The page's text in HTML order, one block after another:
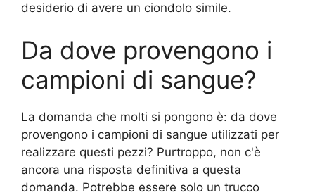
desiderio di avere un ciondolo simile.
Da dove provengono i
campioni di sangue?
La domanda che molti si pongono è: da dove
provengono i campioni di sangue utilizzati per
realizzare questi pezzi? Purtroppo, non c'è
ancora una risposta definitiva a questa
domanda. Potrebbe essere solo un trucco